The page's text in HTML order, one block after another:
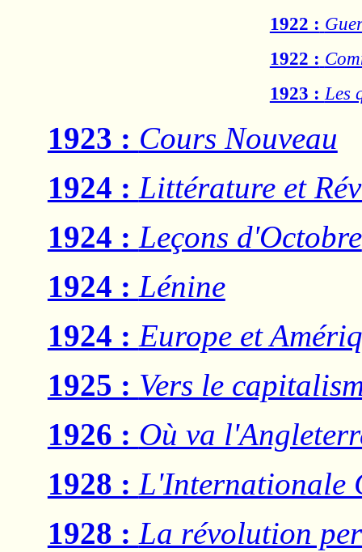
1922 :
1922 :
1923 : Les
1923 : Cours Nouveau
1924 : Littérature et
1924 : Leçons d'Octobre
1924 : Lénine
1924 : Europe et
1925 : Vers le
1926 : Où va
1928 : L'Internationale
1928 : La révolution